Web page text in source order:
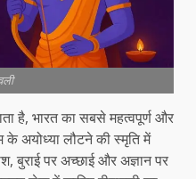
है, भारत का सबसे महत्वपूर्ण और
के अयोध्या लौटने की स्मृति में
बुराई पर अच्छाई और अज्ञान पर